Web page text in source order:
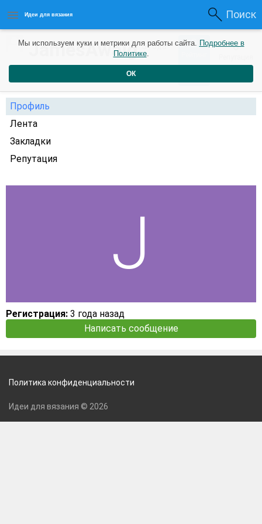
Идеи для вязания Поиск
JamesAwaig3 года 0 0
Профиль
Лента
Закладки
Репутация
Регистрация: 3 года назад
Написать сообщение
Мы используем куки и метрики для работы сайта. Подробнее в
Политике.
ОК
Политика конфиденциальности
Идеи для вязания © 2026